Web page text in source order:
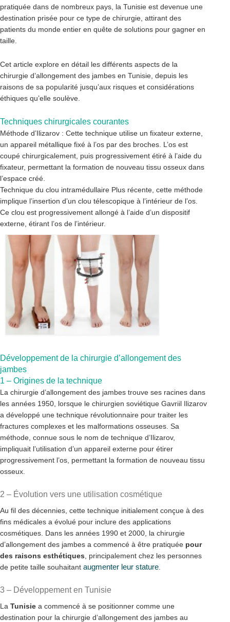
pratiquée dans de nombreux pays, la Tunisie est devenue une
destination prisée pour ce type de chirurgie, attirant des
patients du monde entier en quête de solutions pour gagner en
taille.
Cet article explore en détail les différents aspects de la
chirurgie d’allongement des jambes en Tunisie, depuis les
raisons de sa popularité jusqu’aux risques et considérations
éthiques qu’elle soulève.
Techniques chirurgicales courantes
Méthode d’Ilizarov : Cette technique utilise un fixateur externe,
un appareil métallique fixé à l’os par des broches. L’os est
coupé chirurgicalement, puis progressivement étiré à l’aide du
fixateur, permettant la formation de nouveau tissu osseux dans
l’espace créé.
Technique du clou intramédullaire Plus récente, cette méthode
implique l’insertion d’un clou télescopique à l’intérieur de l’os.
Ce clou est progressivement allongé à l’aide d’un dispositif
externe, étirant l’os de l’intérieur.
Développement de la chirurgie d’allongement des
jambes
1 – Origines de la technique
La chirurgie d’allongement des jambes trouve ses racines dans
les années 1950, lorsque le chirurgien soviétique Gavriil Ilizarov
a développé une technique révolutionnaire pour traiter les
fractures complexes et les malformations osseuses. Sa
méthode, connue sous le nom de technique d’Ilizarov,
impliquait l’utilisation d’un appareil externe pour étirer
progressivement l’os, permettant la formation de nouveau tissu
osseux.
2 – Évolution vers une utilisation cosmétique
Au fil des décennies, cette technique initialement conçue à des
fins médicales a évolué pour inclure des applications
cosmétiques. Dans les années 1990 et 2000, la chirurgie
d’allongement des jambes a commencé à être pratiquée pour
des raisons esthétiques , principalement chez les personnes
de petite taille souhaitant augmenter leur stature
3 – Développement en Tunisie
La Tunisie a commencé à se positionner comme une
destination pour la chirurgie d’allongement des jambes au